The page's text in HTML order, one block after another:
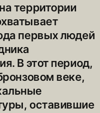
территории
первых людей
В этот период,
веке,
оставившие